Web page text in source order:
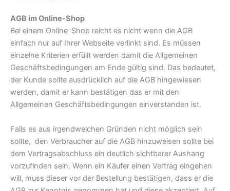
AGB im Online-Shop
Bei einem Online-Shop reicht es nicht wenn die AGB
einfach nur auf Ihrer Webseite verlinkt sind. Es müssen
einzelne Kriterien erfüllt werden damit die Allgemeinen
Geschäftsbedingungen am Ende gültig sind. Das bedeutet,
der Kunde sollte ausdrücklich auf die AGB hingewiesen
werden, damit er kann bestätigen das er mit den
Allgemeinen Geschäftsbedingungen einverstanden ist.
Falls es aus irgendwelchen Gründen nicht möglich sein
sollte, den Verbraucher auf die AGB hinzuweisen sollte bei
dem Vertragsabschluss ein deutlich sichtbarer Aushang
vorzufinden sein. Wenn ein Käufer einen Vertrag eingehen
will, muss dieser vor der Bestellung bestätigen, dass er die